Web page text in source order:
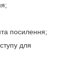
посилення;
для